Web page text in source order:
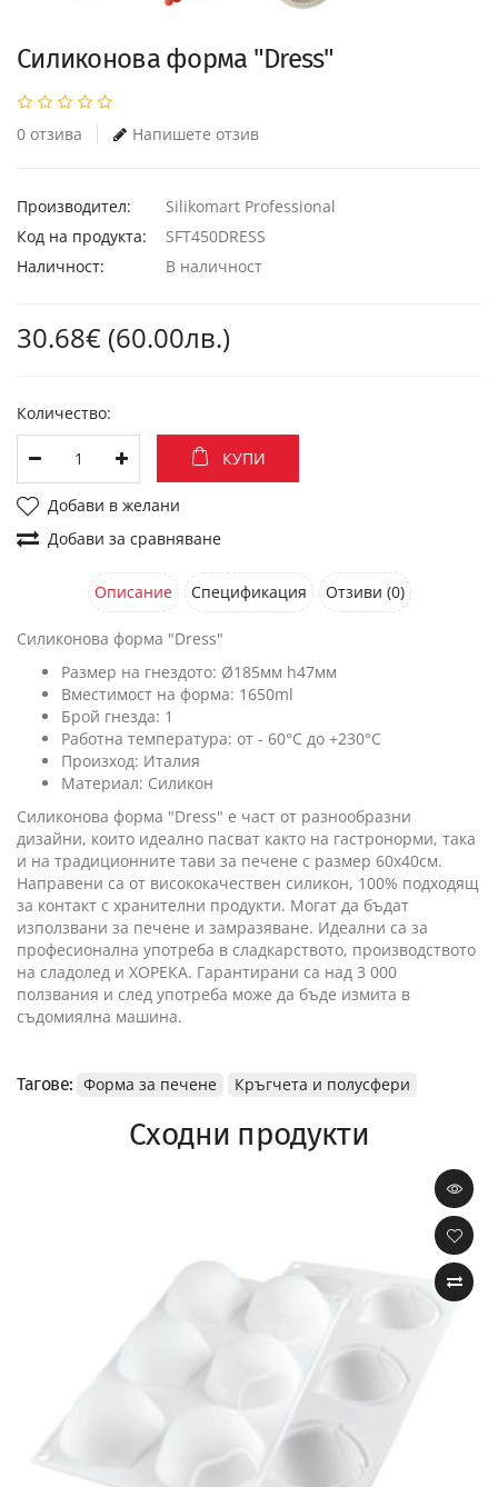
Силиконова форма "Dress"
0 отзива Напишете отзив
Производител:
Silikomart Professional
Код на продукта:
SFT450DRESS
Наличност:
В наличност
30.68€ (60.00лв.)
Количество:
КУПИ
Добави в желани
Добави за сравняване
Описание Спецификация Отзиви (0)
Силиконова форма "Dress"
Размер на гнездото: Ø185мм h47мм
Вместимост на форма: 1650ml
Брой гнезда: 1
Работна температура: от - 60°C до +230°C
Произход: Италия
Материал: Силикон
Силиконова форма "Dress" е част от разнообразни
дизайни, които идеално пасват както на гастронорми, така
и на традиционните тави за печене с размер 60х40см.
Направени са от висококачествен силикон, 100% подходящ
за контакт с хранителни продукти. Могат да бъдат
използвани за печене и замразяване. Идеални са за
професионална употреба в сладкарството, производството
на сладолед и ХОРЕКА. Гарантирани са над 3 000
ползвания и след употреба може да бъде измита в
съдомиялна машина.
Тагове: Форма за печене Кръгчета и полусфери
Сходни продукти